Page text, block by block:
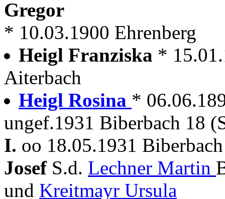
Gregor
* 10.03.1900 Ehrenberg
Heigl Franziska *
Aiterbach
Heigl Rosina *
ungef.1931 Biberbach 18
I. oo 18.05.1931
Josef S.d. Lechner Martin
und Kreitmayr Ursula